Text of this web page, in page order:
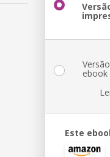
Versão
ebook
Este